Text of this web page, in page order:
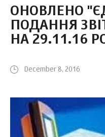
ОНОВЛЕНО
ПОДАННЯ
НА 29.11.16
December 8, 2016